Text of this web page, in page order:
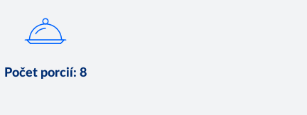
Počet porcií: 8